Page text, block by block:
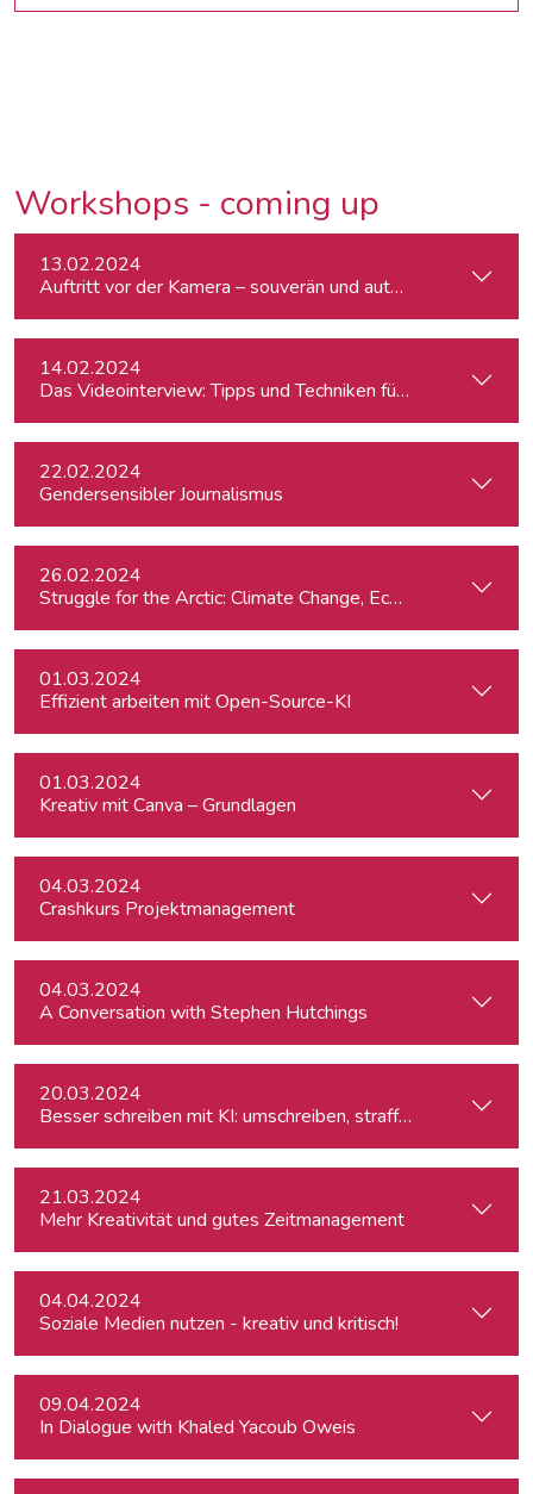
Workshops - coming up
13.02.2024
Auftritt vor der Kamera – souverän und authentisch
14.02.2024
Das Videointerview: Tipps und Techniken für TV und Web
22.02.2024
Gendersensibler Journalismus
26.02.2024
01.03.2024
Effizient arbeiten mit Open-Source-KI
01.03.2024
Kreativ mit Canva – Grundlagen
04.03.2024
Crashkurs Projektmanagement
04.03.2024
A Conversation with Stephen Hutchings
20.03.2024
Besser schreiben mit KI: umschreiben, straffen, redigieren
21.03.2024
Mehr Kreativität und gutes Zeitmanagement
04.04.2024
Soziale Medien nutzen - kreativ und kritisch!
09.04.2024
In Dialogue with Khaled Yacoub Oweis